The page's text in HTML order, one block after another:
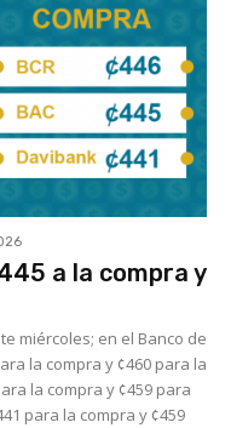
a la compra y
miércoles; en el Banco de
la compra y ¢460 para la
la compra y ¢459 para
para la compra y ¢459